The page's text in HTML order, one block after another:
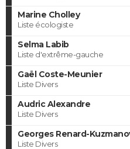
Marine Cholley
Liste écologiste
Selma Labib
Liste d'extrême-gauche
Gaël Coste-Meunier
Liste Divers
Audric Alexandre
Liste Divers
Georges Renard-
Liste Divers